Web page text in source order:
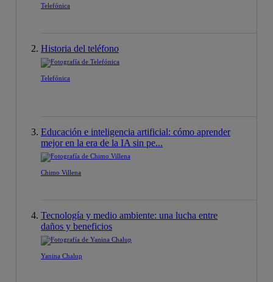
Telefónica
Historia del teléfono
Telefónica
Educación e inteligencia artificial: cómo aprender
mejor en la era de la IA sin pe...
Chimo Villena
Tecnología y medio ambiente: una lucha entre
daños y beneficios
Yanina Chalup